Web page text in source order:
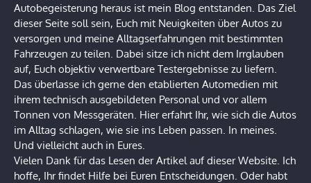
Autobegeisterung heraus ist mein Blog entstanden. Das Ziel
dieser Seite soll sein, Euch mit Neuigkeiten über Autos zu
versorgen und meine Alltagserfahrungen mit bestimmten
Fahrzeugen zu teilen. Dabei sitze ich nicht dem Irrglauben
auf, Euch objektiv verwertbare Testergebnisse zu liefern.
Das überlasse ich gerne den etablierten Automedien mit
ihrem technisch ausgebildeten Personal und vor allem
Tonnen von Messgeräten. Hier erfahrt Ihr, wie sich die Autos
im Alltag schlagen, wie sie ins Leben passen. In meines.
Und vielleicht auch in Eures.
Vielen Dank für das Lesen der Artikel auf dieser Website. Ich
hoffe, Ihr findet Hilfe bei Euren Entscheidungen. Oder habt